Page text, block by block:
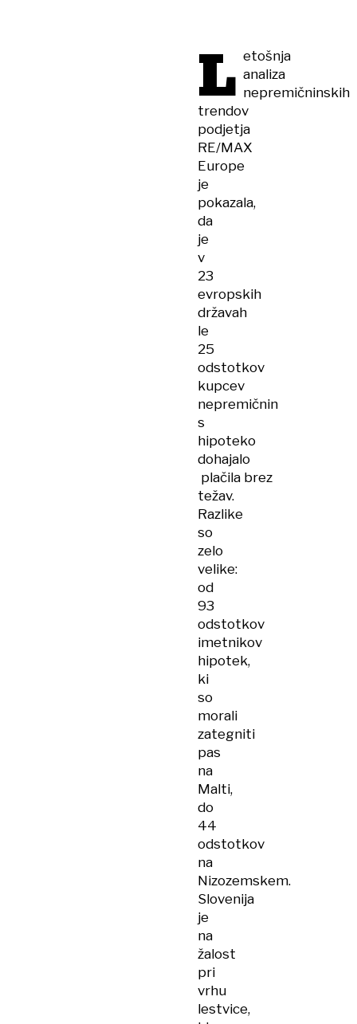
L etošnja
analiza
nepremičninskih
trendov
podjetja
RE/MAX
Europe
je
pokazala,
da
je
v
23
evropskih
državah
le
25
odstotkov
kupcev
nepremičnin
s
hipoteko
dohajalo
plačila brez
težav.
Razlike
so
zelo
velike:
od
93
odstotkov
imetnikov
hipotek,
ki
so
morali
zategniti
pas
na
Malti,
do
44
odstotkov
na
Nizozemskem.
Slovenija
je
na
žalost
pri
vrhu
lestvice,